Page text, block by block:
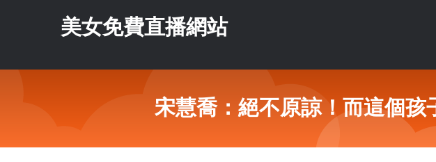
美女免費直播網站
宋慧喬：絕不原諒！而這個